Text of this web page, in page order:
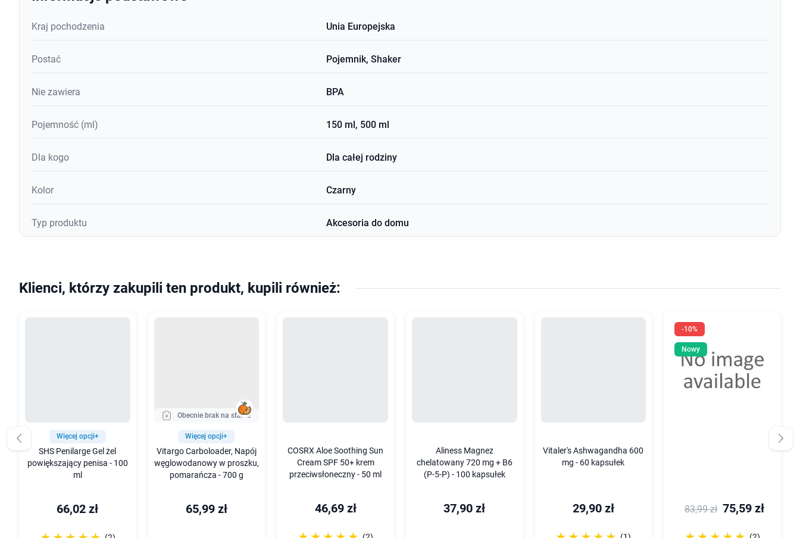
Kraj pochodzenia Unia Europejska
Postać Pojemnik, Shaker
Nie zawiera BPA
Pojemność (ml) 150 ml, 500 ml
Dla kogo Dla całej rodziny
Kolor Czarny
Typ produktu Akcesoria do domu
Klienci, którzy zakupili ten produkt, kupili również:
Więcej opcji+
SHS Penilarge Gel żel
powiększający penisa - 100
ml
66,02 zł
Obecnie brak na stanie
Więcej opcji+
Vitargo Carboloader, Napój
węglowodanowy w proszku,
pomarańcza - 700 g
65,99 zł
COSRX Aloe Soothing Sun
Cream SPF 50+ krem
przeciwsłoneczny - 50 ml
46,69 zł
Aliness Magnez
chelatowany 720 mg + B6
(P-5-P) - 100 kapsułek
37,90 zł
Vitaler's Ashwagandha 600
mg - 60 kapsułek
29,90 zł
-10%
Nowy
83,99 zł 75,59 zł